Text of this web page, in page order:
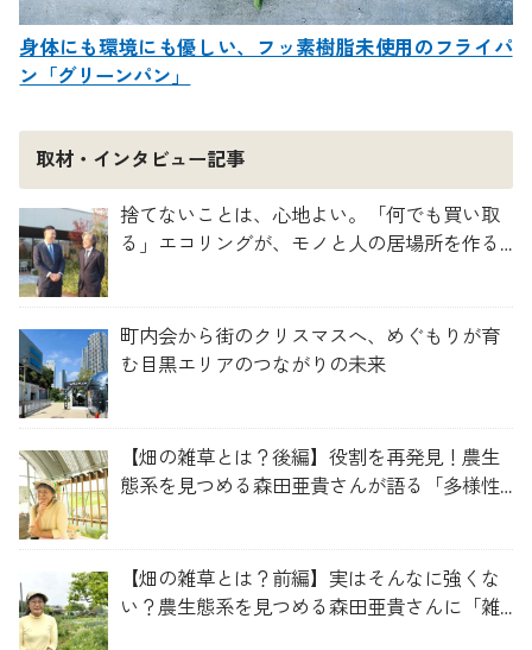
身体にも環境にも優しい、フッ素樹脂未使用のフライパ
ン「グリーンパン」
取材・インタビュー記事
捨てないことは、心地よい。「何でも買い取
る」エコリングが、モノと人の居場所を作る
町内会から街のクリスマスへ、めぐもりが育
む目黒エリアのつながりの未来
【畑の雑草とは？後編】役割を再発見！農生
態系を見つめる森田亜貴さんが語る「多様性
【畑の雑草とは？前編】実はそんなに強くな
い？農生態系を見つめる森田亜貴さんに「雑